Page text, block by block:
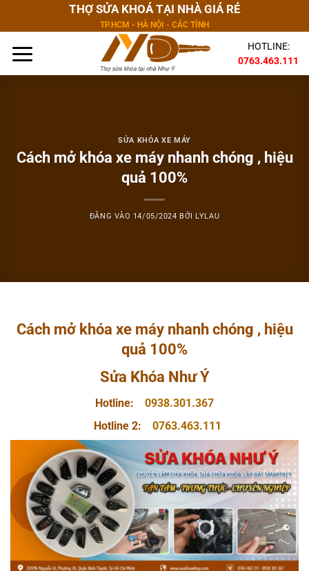
dung
THỢ SỬA KHOÁ TẠI NHÀ GIÁ RẺ
TP.HCM - HÀ NỘI - CÁC TỈNH
HOTLINE:
0763.463.111
SỬA KHÓA XE MÁY
Cách mở khóa xe máy nhanh chóng , hiệu
quả 100%
ĐĂNG VÀO 14/05/2024 BỞI LYLAU
Cách mở khóa xe máy nhanh chóng , hiệu
quả 100%
Sửa Khóa Như Ý
Hotline:
0938.301.367
Hotline 2:
0763.463.111